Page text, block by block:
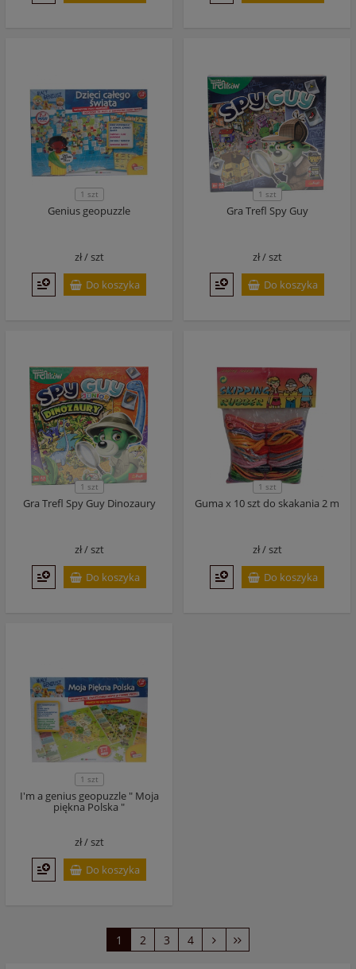
1 szt
Genius geopuzzle
zł /szt
Do koszyka
1 szt
Gra Trefl Spy Guy
zł /szt
Do koszyka
1 szt
Gra Trefl Spy Guy Dinozaury
zł /szt
Do koszyka
1 szt
Guma x 10 szt do skakania 2 m
zł /szt
Do koszyka
1 szt
I'm a genius geopuzzle " Moja
piękna Polska "
zł /szt
Do koszyka
1 2 3 4